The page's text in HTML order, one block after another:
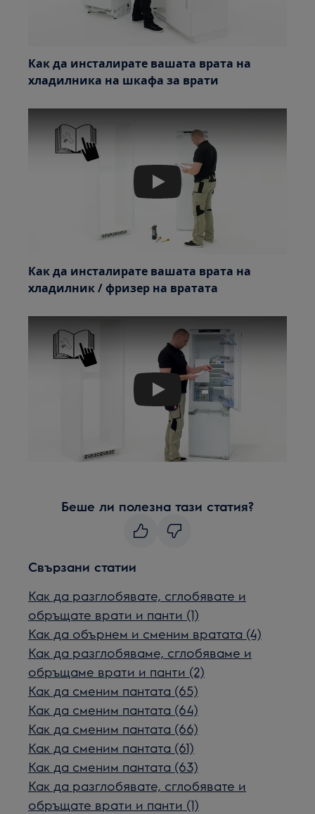
Как да инсталирате вашата врата на
хладилника на шкафа за врати
Play
Как да инсталирате вашата врата на
хладилник / фризер на вратата
Play
Беше ли полезна тази статия?
Свързани статии
Как да разглобявате, сглобявате и
обръщате врати и панти (1)
Как да обърнем и сменим вратата (4)
Как да разглобяваме, сглобяваме и
обръщаме врати и панти (2)
Как да сменим пантата (65)
Как да сменим пантата (64)
Как да сменим пантата (66)
Как да сменим пантата (61)
Как да сменим пантата (63)
Как да разглобявате, сглобявате и
обръщате врати и панти (1)